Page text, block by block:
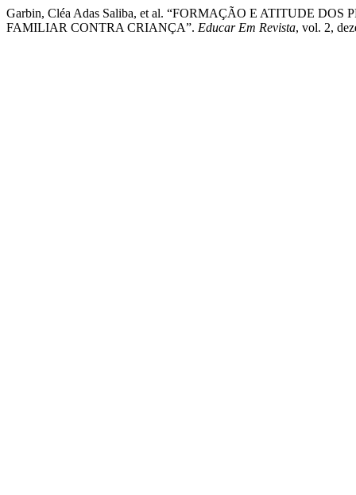
Garbin, Cléa Adas Saliba, et al. “FORMAÇÃO E ATITUDE
FAMILIAR CONTRA CRIANÇA”. Educar Em Revista, vol. 2,